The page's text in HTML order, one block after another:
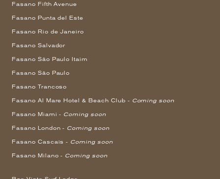
Fasano Fifth Avenue
Fasano Punta del Este
Fasano Rio de Janeiro
Fasano Salvador
Fasano São Paulo Itaim
Fasano São Paulo
Fasano Trancoso
Fasano Al Mare Hotel & Beach Club - Coming soon
Fasano Miami - Coming soon
Fasano London - Coming soon
Fasano Cascais - Coming soon
Fasano Milano - Coming soon